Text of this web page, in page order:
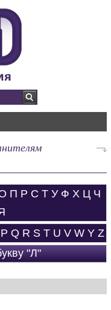
П Р С Т У Ф Х Ц Ч
P Q R S T U V W Y Z
"Л"